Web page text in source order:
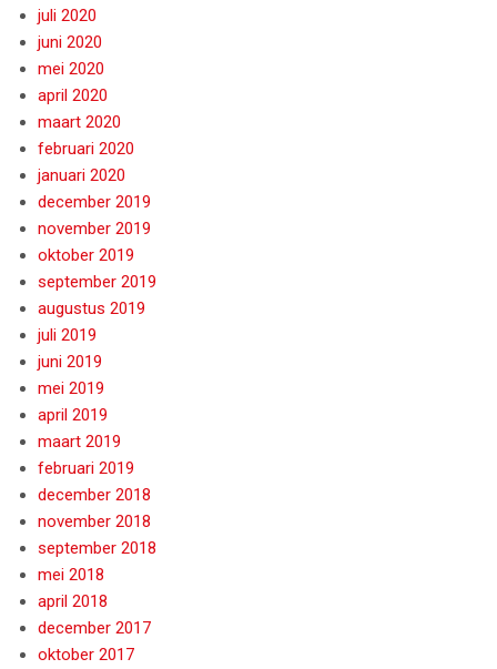
juli 2020
juni 2020
mei 2020
april 2020
maart 2020
februari 2020
januari 2020
december 2019
november 2019
oktober 2019
september 2019
augustus 2019
juli 2019
juni 2019
mei 2019
april 2019
maart 2019
februari 2019
december 2018
november 2018
september 2018
mei 2018
april 2018
december 2017
oktober 2017